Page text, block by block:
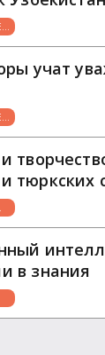
году
учат
тюркских
в знания